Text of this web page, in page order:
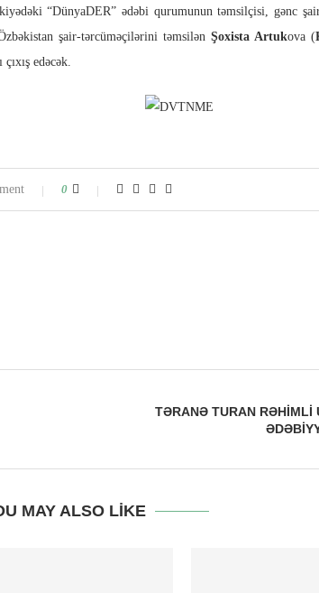
“DünyaDER” ədəbi qurumunun təmsilçisi, gənc
şair-tərcüməçilərini təmsilən Şoxista Artukova (
çıxış edəcək.
0
TƏRANƏ TURAN RƏHİMLİ
MAY ALSO LIKE